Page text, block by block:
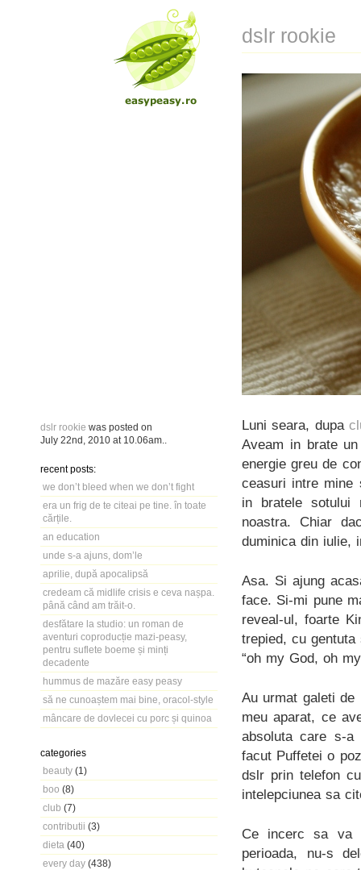
dslr rookie was posted on
July 22nd, 2010 at 10.06am
recent posts:
we don’t bleed when we don’t fight
era un frig de te citeai pe tine. în toate
cărțile.
an education
unde s-a ajuns, dom’le
aprilie, după apocalipsă
credeam că midlife crisis e ceva nașpa.
până când am trăit-o.
desfătare la studio: un roman de
aventuri coproducție mazi-peasy,
pentru suflete boeme și minți
decadente
hummus de mazăre easy peasy
să ne cunoaștem mai bine, oracol-style
mâncare de dovlecei cu porc și quinoa
categories
beauty (1)
boo (8)
club (7)
contributii (3)
dieta (40)
every day (438)
dslr rookie
Luni seara, dupa
Aveam in brate
energie greu de
ceasuri intre mine
in bratele sotului
noastra. Chiar
duminica din iulie,
Asa. Si ajung
face. Si-mi pune
reveal-ul, foarte
trepied, cu
“oh my God, oh
Au urmat galeti de
meu aparat, ce
absoluta care s-
facut Puffetei o
dslr prin telefon
intelepciunea sa
Ce incerc sa va
perioada, nu-s